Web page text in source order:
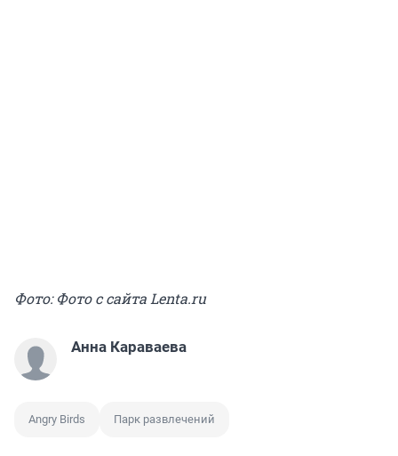
Фото: Фото с сайта Lenta.ru
Анна Караваева
Angry Birds Парк развлечений